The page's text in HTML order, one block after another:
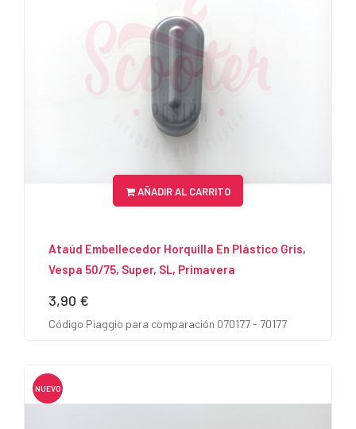
AÑADIR AL CARRITO
Ataúd Embellecedor Horquilla En Plástico Gris,
Vespa 50/75, Super, SL, Primavera
Precio
3,90 €
Código Piaggio para comparación 070177 - 70177
NUEVO